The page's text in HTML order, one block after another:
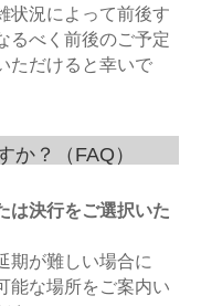
状況によって前後す
るべく前後のご予定
ただけると幸いで
か？（FAQ）
は決行をご選択いた
期が難しい場合に
能な場所をご案内い